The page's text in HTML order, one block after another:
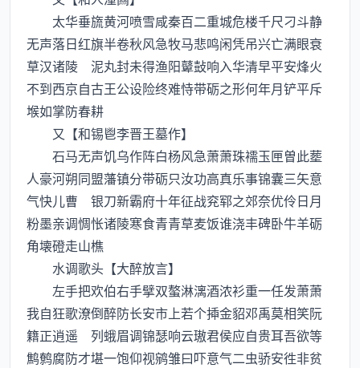
太华垂旒黄河喷雪咸秦百二重城危楼千尺刁斗静
无声落日红旗半卷秋风急牧马悲鸣闲凭吊兴亡满眼衰
草汉诸陵 泥丸封未得渔阳鼙鼔响入华清早平安烽火
不到西京自古王公设险终难恃带砺之形何年月铲平斥
堠如掌防春耕
又【和锡鬯李晋王墓作】
石马无声饥乌作阵白杨风急萧萧珠襦玉匣曽此塟
人豪河朔同盟藩镇分带砺只汝功高真乐事锦囊三矢意
气快儿曹 银刀新霸府十年征战兖郓之郊奈优伶日月
粉墨亲调惆怅诸陵寒食青青草麦饭谁浇丰碑卧牛羊砺
角壊磴走山樵
水调歌头【大醉放言】
左手把欢伯右手擘双螯淋漓酒浓衫重一任发萧萧
我自狂歌潦倒醉防长安市上若个揷金貂邓禹莫相笑阮
籍正逍遥 列蛾眉调锦瑟响云璈君侯应自贵耳吾欲等
鹪鹩腐防才堪一饱仰视鹓雏曰吓意气二虫骄安徃非贫